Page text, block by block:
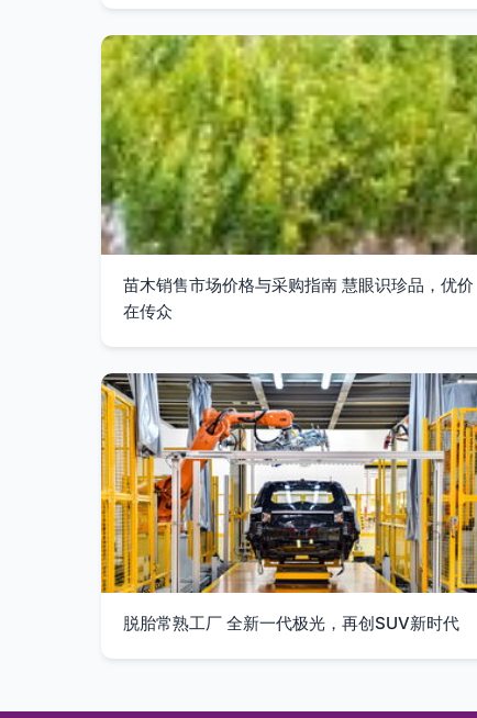
苗木销售市场价格与采购指南 慧眼识珍品，优价
在传众
脱胎常熟工厂 全新一代极光，再创SUV新时代